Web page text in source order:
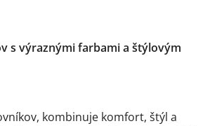
s výraznými farbami a štýlovým
kombinuje komfort, štýl a